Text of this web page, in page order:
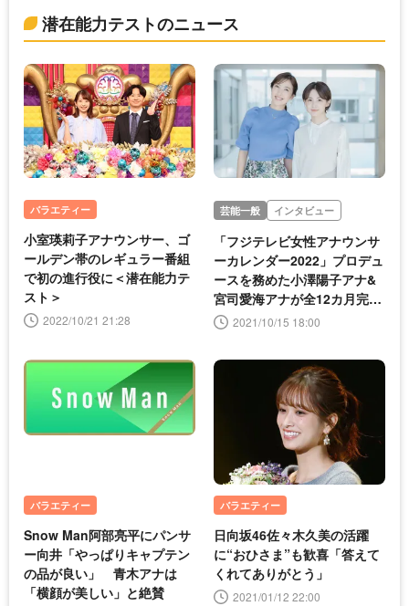
潜在能力テストのニュース
バラエティー
小室瑛莉子アナウンサー、ゴ
ールデン帯のレギュラー番組
で初の進行役に＜潜在能力テ
スト＞
2022/10/21 21:28
芸能一般 インタビュー
「フジテレビ女性アナウンサ
ーカレンダー2022」プロデュ
ースを務めた小澤陽子アナ&
宮司愛海アナが全12カ月完全
解説！ 2人の「Unveiled」
ュー＞
2021/10/15 18:00
バラエティー
Snow Man阿部亮平にパンサ
ー向井「やっぱりキャプテン
の品が良い」 青木アナは
「横顔が美しい」と絶賛
バラエティー
日向坂46佐々木久美の活躍
に“おひさま”も歓喜「答えて
くれてありがとう」
2021/01/12 22:00